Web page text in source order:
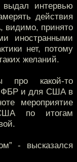
выдал интервью
действия
видимо, принято
иностранными
нет, потому
желаний.
про какой-то
ФБР и для США в
мероприятие
по итогам
- высказался